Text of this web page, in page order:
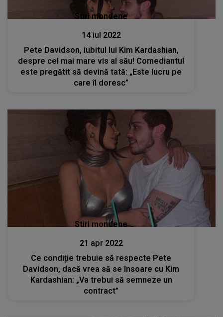
Stiri mondene
14 iul 2022
Pete Davidson, iubitul lui Kim Kardashian,
despre cel mai mare vis al său! Comediantul
este pregătit să devină tată: „Este lucru pe
care îl doresc”
Stiri mondene
21 apr 2022
Ce condiție trebuie să respecte Pete
Davidson, dacă vrea să se însoare cu Kim
Kardashian: „Va trebui să semneze un
contract”